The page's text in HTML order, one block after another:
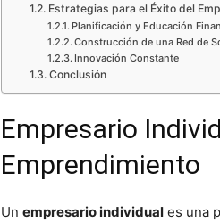
Estrategias para el Éxito del
Planificación y Educación
Construcción de una Red de
Innovación Constante
Conclusión
Empresario
Emprendimiento
Un empresario individual es una